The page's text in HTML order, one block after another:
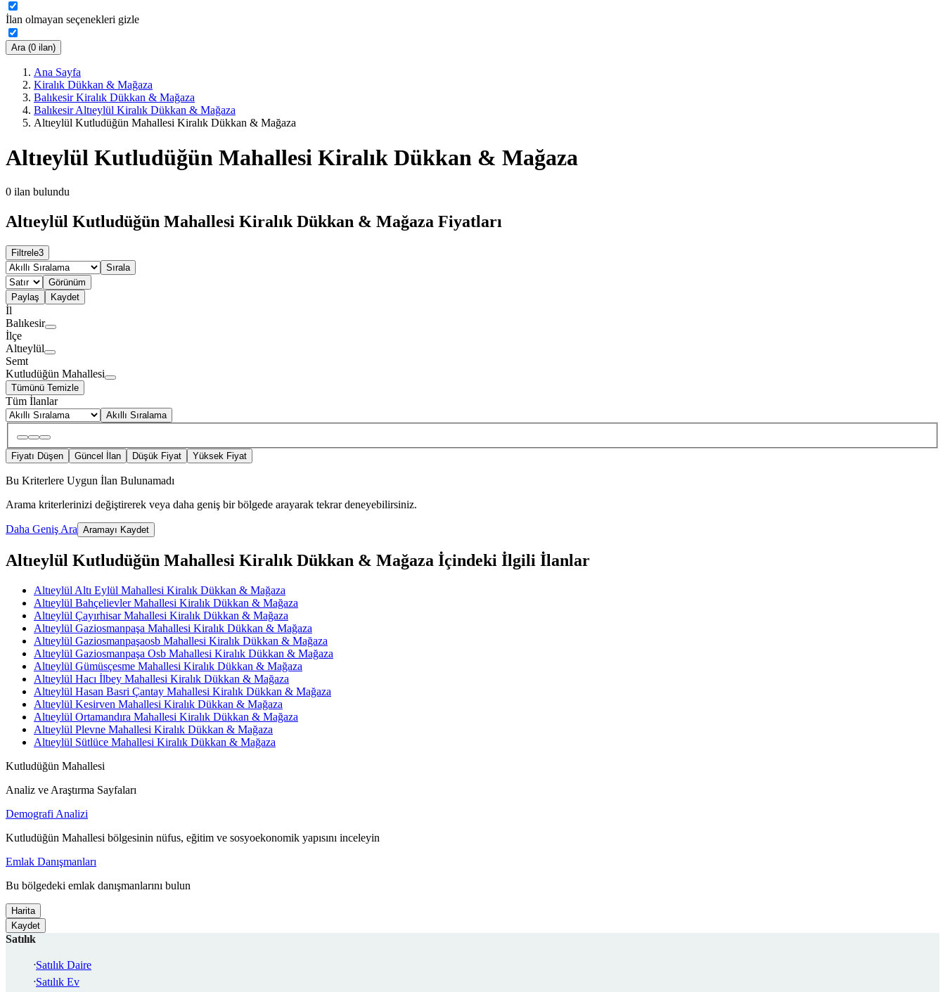
İlan olmayan seçenekleri gizle
Ara (0 ilan)
Ana Sayfa
Kiralık Dükkan & Mağaza
Balıkesir Kiralık Dükkan & Mağaza
Balıkesir Altıeylül Kiralık Dükkan & Mağaza
Altıeylül Kutludüğün Mahallesi Kiralık Dükkan & Mağaza
Altıeylül Kutludüğün Mahallesi Kiralık Dükkan & Mağaza
0 ilan bulundu
Altıeylül Kutludüğün Mahallesi Kiralık Dükkan & Mağaza Fiyatları
Filtrele3
Sırala
Görünüm
Paylaş
Kaydet
İl
Balıkesir
İlçe
Altıeylül
Semt
Kutludüğün Mahallesi
Tümünü Temizle
Tüm İlanlar
Akıllı Sıralama
Fiyatı Düşen Güncel İlan Düşük Fiyat Yüksek Fiyat
Bu Kriterlere Uygun İlan Bulunamadı
Arama kriterlerinizi değiştirerek veya daha geniş bir bölgede arayarak tekrar deneyebilirsiniz.
Daha Geniş Ara Aramayı Kaydet
Altıeylül Kutludüğün Mahallesi Kiralık Dükkan & Mağaza İçindeki İlgili İlanlar
Altıeylül Altı Eylül Mahallesi Kiralık Dükkan & Mağaza
Altıeylül Bahçelievler Mahallesi Kiralık Dükkan & Mağaza
Altıeylül Çayırhisar Mahallesi Kiralık Dükkan & Mağaza
Altıeylül Gaziosmanpaşa Mahallesi Kiralık Dükkan & Mağaza
Altıeylül Gaziosmanpaşaosb Mahallesi Kiralık Dükkan & Mağaza
Altıeylül Gaziosmanpaşa Osb Mahallesi Kiralık Dükkan & Mağaza
Altıeylül Gümüsçesme Mahallesi Kiralık Dükkan & Mağaza
Altıeylül Hacı İlbey Mahallesi Kiralık Dükkan & Mağaza
Altıeylül Hasan Basri Çantay Mahallesi Kiralık Dükkan & Mağaza
Altıeylül Kesirven Mahallesi Kiralık Dükkan & Mağaza
Altıeylül Ortamandıra Mahallesi Kiralık Dükkan & Mağaza
Altıeylül Plevne Mahallesi Kiralık Dükkan & Mağaza
Altıeylül Sütlüce Mahallesi Kiralık Dükkan & Mağaza
Kutludüğün Mahallesi
Analiz ve Araştırma Sayfaları
Demografi Analizi
Kutludüğün Mahallesi bölgesinin nüfus, eğitim ve sosyoekonomik yapısını inceleyin
Emlak Danışmanları
Bu bölgedeki emlak danışmanlarını bulun
Harita
Kaydet
Satılık
Satılık Daire
Satılık Ev